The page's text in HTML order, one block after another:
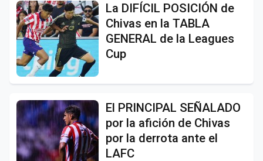
La DIFÍCIL POSICIÓN de
Chivas en la TABLA
GENERAL de la Leagues
Cup
El PRINCIPAL SEÑALADO
por la afición de Chivas
por la derrota ante el
LAFC